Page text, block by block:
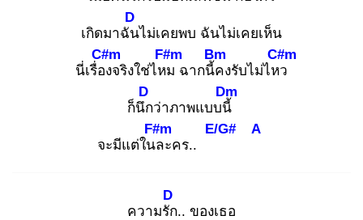
เกิดมาฉัน
D
ไม่เคยพบ ฉันไม่เคยเห็น
นี่เรื่อง
C#m
จริงใช่ไหม
F#m
ฉากนี้ค
Bm
งรับไม่ไหว
C#m
ก็นึก
D
ว่าภาพแบบนี้
Dm
จะมีแต่ในล
F#m
ะคร..
E/G# A
ความรัก
D
.. ของเธอ